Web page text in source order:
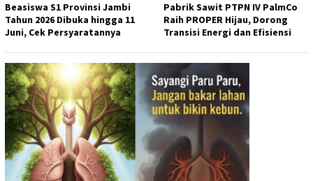
Beasiswa S1 Provinsi Jambi
Tahun 2026 Dibuka hingga 11
Juni, Cek Persyaratannya
Pabrik Sawit PTPN IV PalmCo
Raih PROPER Hijau, Dorong
Transisi Energi dan Efisiensi